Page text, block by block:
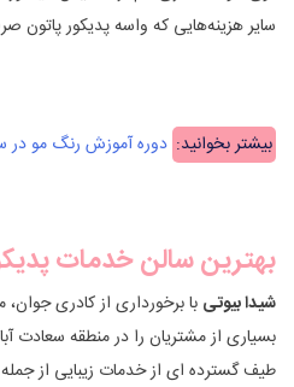
سایر هزینه‌هایی که واسه پدیکور پاتون
بیشتر بخوانید: دوره آموزش رنگ مو در
بهترین سالن خدمات
شیدا بیوتی با برخورداری از کادری
بسیاری از مشتریان را در منطقه سعادت
طیف گسترده ای از خدمات زیبایی از